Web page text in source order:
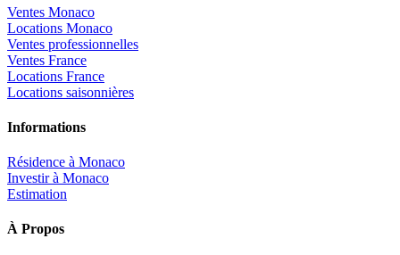
Ventes Monaco
Locations Monaco
Ventes professionnelles
Ventes France
Locations France
Locations saisonnières
Informations
Résidence à Monaco
Investir à Monaco
Estimation
À Propos